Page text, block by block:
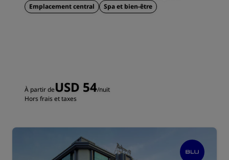
Emplacement central
Spa et bien-être
À partir deUSD 54/nuit
Hors frais et taxes